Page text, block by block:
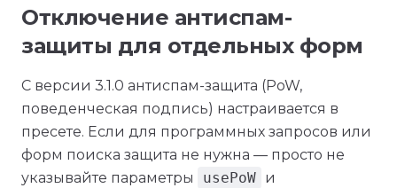
Отключение антиспам-
защиты для отдельных форм
С версии 3.1.0 антиспам-защита (PoW,
поведенческая подпись) настраивается в
пресете. Если для программных запросов или
форм поиска защита не нужна — просто не
указывайте параметры
usePoW и